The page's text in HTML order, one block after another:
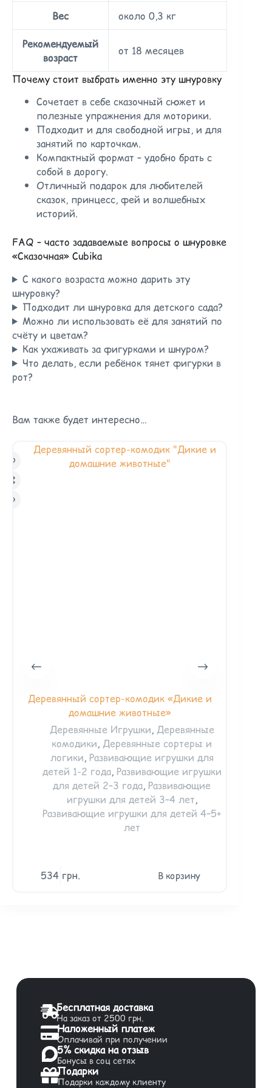
Вес
около 0,3 кг
Рекомендуемый
возраст
от 18 месяцев
Почему стоит выбрать именно эту шнуровку
Сочетает в себе сказочный сюжет и
полезные упражнения для моторики.
Подходит и для свободной игры, и для
занятий по карточкам.
Компактный формат – удобно брать с
собой в дорогу.
Отличный подарок для любителей
сказок, принцесс, фей и волшебных
историй.
FAQ – часто задаваемые вопросы о шнуровке
«Сказочная» Cubika
С какого возраста можно дарить эту
шнуровку?
Подходит ли шнуровка для детского сада?
Можно ли использовать её для занятий по
счёту и цветам?
Как ухаживать за фигурками и шнуром?
Что делать, если ребёнок тянет фигурки в
рот?
Вам также будет интересно…
Деревянный сортер-комодик «Дикие и
домашние животные»
Деревянные Игрушки, Деревянные
комодики, Деревянные сортеры и
логики, Развивающие игрушки для
детей 1-2 года, Развивающие игрушки
для детей 2–3 года, Развивающие
игрушки для детей 3–4 лет,
Развивающие игрушки для детей 4–5+
лет
534 грн. В корзину
Бесплатная доставка
На заказ от 2500 грн.
Наложенный платеж
Оплачивай при получении
5% скидка на отзыв
Бонусы в соц сетях
Подарки
Подарки каждому клиенту